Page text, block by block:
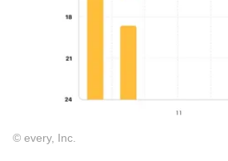
© every, Inc.